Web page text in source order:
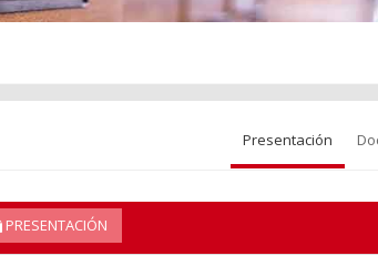
Presentación
PRESENTACIÓN